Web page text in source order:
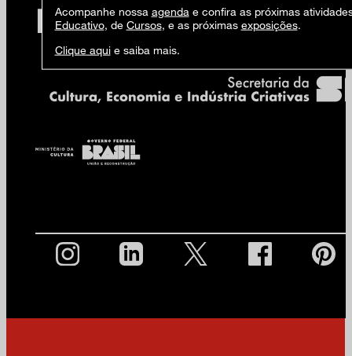
Acompanhe nossa agenda e confira as próximas
Educativo, de Cursos, e as próximas exposições.
Clique aquie saiba mais.